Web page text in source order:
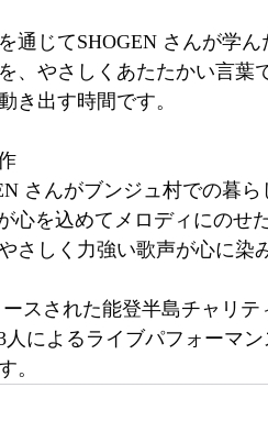
通じてSHOGEN さんが学
、やさしくあたたかい⾔葉
き出す時間です。
さんがブンジュ村での暮
⼼を込めてメロディにのせ
さしく⼒強い歌声が⼼に染
スされた能登半島チャリ
人によるライブパフォーマ
。